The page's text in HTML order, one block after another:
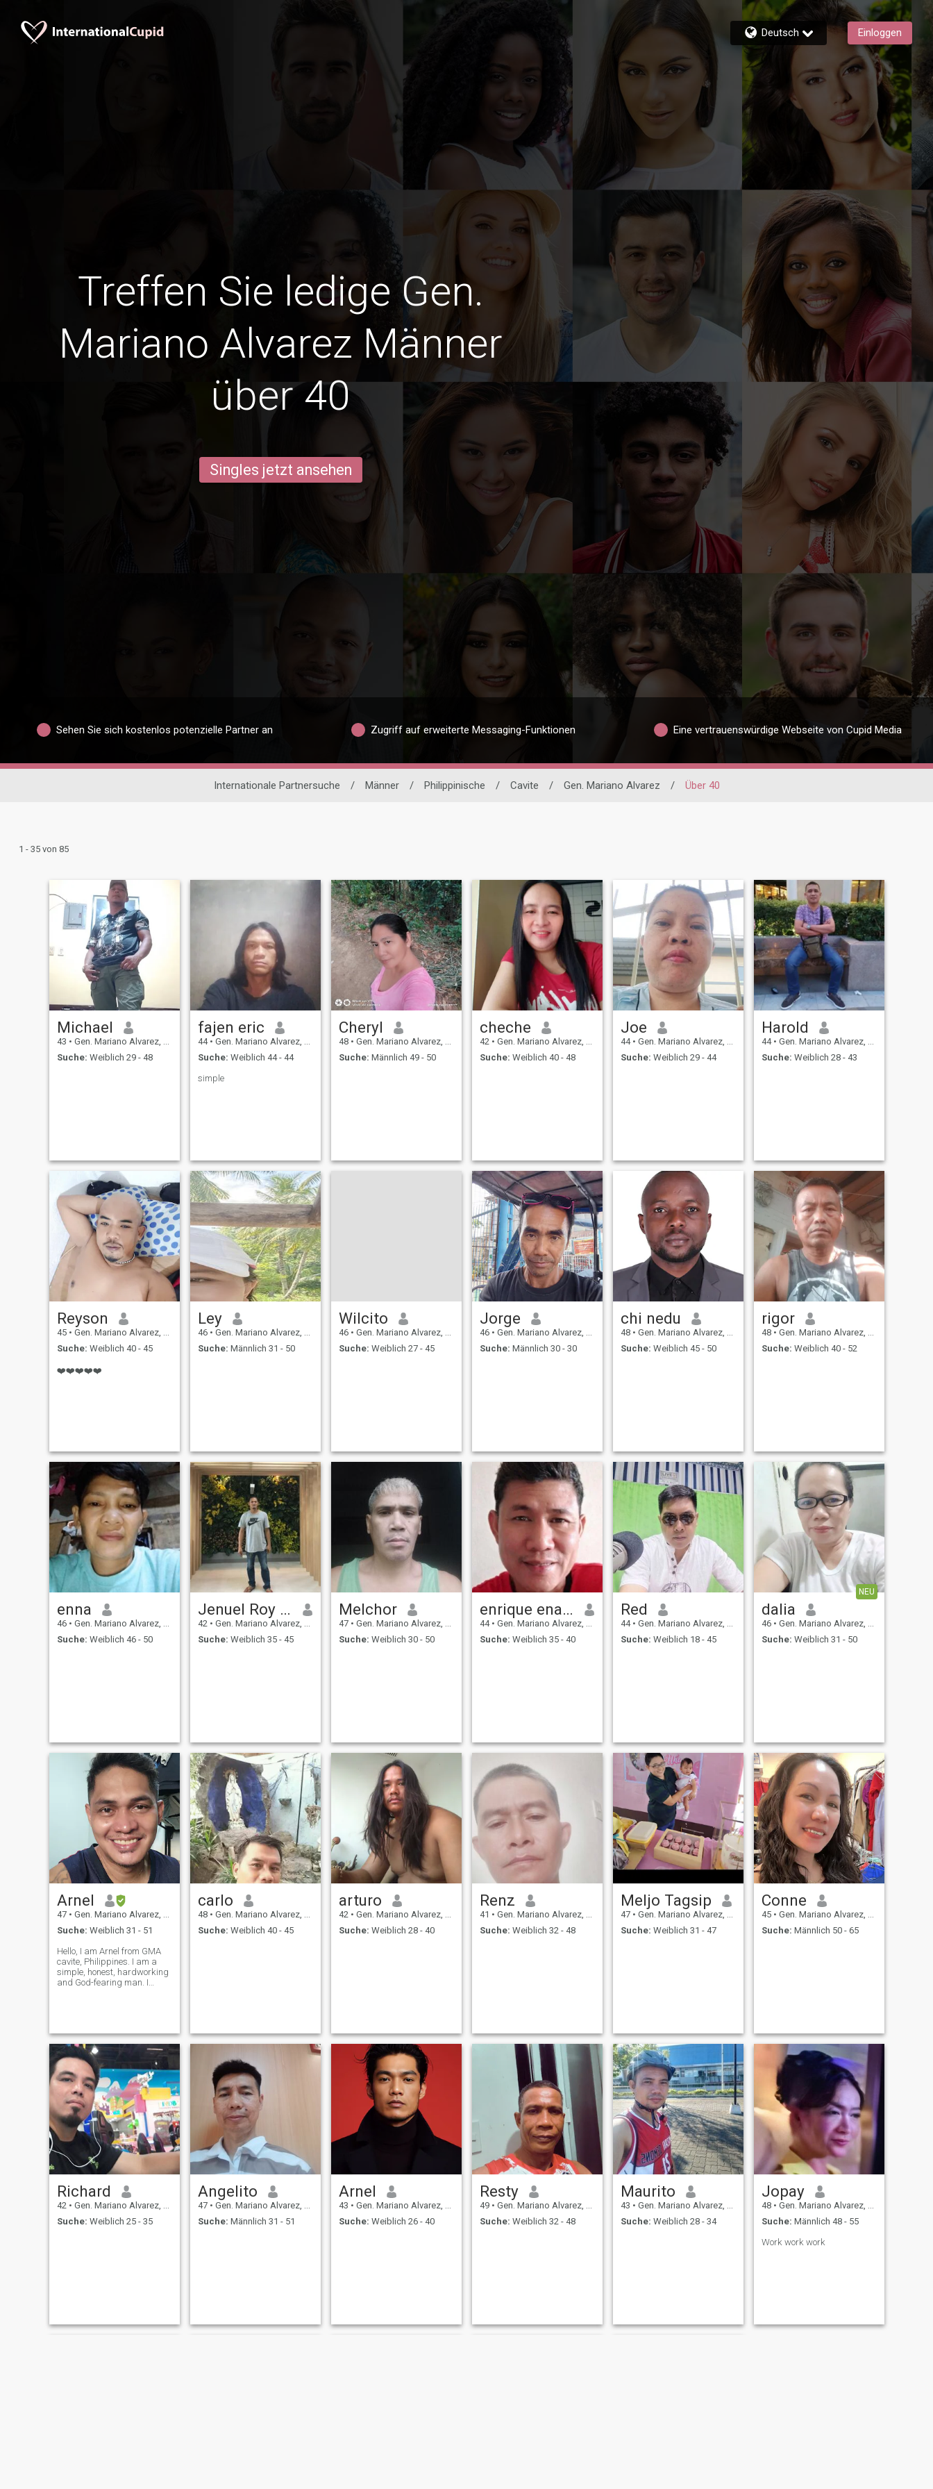
Deutsch Einloggen
Treffen Sie ledige Gen.
Mariano Alvarez Männer
über 40
Singles jetzt ansehen
Sehen Sie sich kostenlos potenzielle Partner an Zugriff auf erweiterte Messaging-Funktionen Eine vertrauenswürdige Webseite von Cupid Media
Internationale Partnersuche / Männer / Philippinische / Cavite / Gen. Mariano Alvarez / Über 40
1 - 35 von 85
Michael
43 • Gen. Mariano Alvarez, Cavite, Philippinen
Suche: Weiblich 29 - 48
fajen eric
44 • Gen. Mariano Alvarez, Cavite, Philippinen
Suche: Weiblich 44 - 44
simple
Cheryl
48 • Gen. Mariano Alvarez, Cavite, Philippinen
Suche: Männlich 49 - 50
cheche
42 • Gen. Mariano Alvarez, Cavite, Philippinen
Suche: Weiblich 40 - 48
Joe
44 • Gen. Mariano Alvarez, Cavite, Philippinen
Suche: Weiblich 29 - 44
Harold
44 • Gen. Mariano Alvarez, Cavite, Philippinen
Suche: Weiblich 28 - 43
Reyson
45 • Gen. Mariano Alvarez, Cavite, Philippinen
Suche: Weiblich 40 - 45
❤️❤️❤️❤️❤️
Ley
46 • Gen. Mariano Alvarez, Cavite, Philippinen
Suche: Männlich 31 - 50
Wilcito
46 • Gen. Mariano Alvarez, Cavite, Philippinen
Suche: Weiblich 27 - 45
Jorge
46 • Gen. Mariano Alvarez, Cavite, Philippinen
Suche: Männlich 30 - 30
chi nedu
48 • Gen. Mariano Alvarez, Cavite, Philippinen
Suche: Weiblich 45 - 50
rigor
48 • Gen. Mariano Alvarez, Cavite, Philippinen
Suche: Weiblich 40 - 52
enna
46 • Gen. Mariano Alvarez, Cavite, Philippinen
Suche: Weiblich 46 - 50
Jenuel Roy Reyes
42 • Gen. Mariano Alvarez, Cavite, Philippinen
Suche: Weiblich 35 - 45
Melchor
47 • Gen. Mariano Alvarez, Cavite, Philippinen
Suche: Weiblich 30 - 50
enrique enaje
44 • Gen. Mariano Alvarez, Cavite, Philippinen
Suche: Weiblich 35 - 40
Red
44 • Gen. Mariano Alvarez, Cavite, Philippinen
Suche: Weiblich 18 - 45
NEU
dalia
46 • Gen. Mariano Alvarez, Cavite, Philippinen
Suche: Weiblich 31 - 50
Arnel
47 • Gen. Mariano Alvarez, Cavite, Philippinen
Suche: Weiblich 31 - 51
Hello, I am Arnel from GMA
cavite, Philippines. I am a
simple, honest, hardworking
and God-fearing man. I
here to find a sincere wo
carlo
48 • Gen. Mariano Alvarez, Cavite, Philippinen
Suche: Weiblich 40 - 45
arturo
42 • Gen. Mariano Alvarez, Cavite, Philippinen
Suche: Weiblich 28 - 40
Renz
41 • Gen. Mariano Alvarez, Cavite, Philippinen
Suche: Weiblich 32 - 48
Meljo Tagsip
47 • Gen. Mariano Alvarez, Cavite, Philippinen
Suche: Weiblich 31 - 47
Conne
45 • Gen. Mariano Alvarez, Cavite, Philippinen
Suche: Männlich 50 - 65
Richard
42 • Gen. Mariano Alvarez, Cavite, Philippinen
Suche: Weiblich 25 - 35
Angelito
47 • Gen. Mariano Alvarez, Cavite, Philippinen
Suche: Männlich 31 - 51
Arnel
43 • Gen. Mariano Alvarez, Cavite, Philippinen
Suche: Weiblich 26 - 40
Resty
49 • Gen. Mariano Alvarez, Cavite, Philippinen
Suche: Weiblich 32 - 48
Maurito
43 • Gen. Mariano Alvarez, Cavite, Philippinen
Suche: Weiblich 28 - 34
Jopay
48 • Gen. Mariano Alvarez, Cavite, Philippinen
Suche: Männlich 48 - 55
Work work work